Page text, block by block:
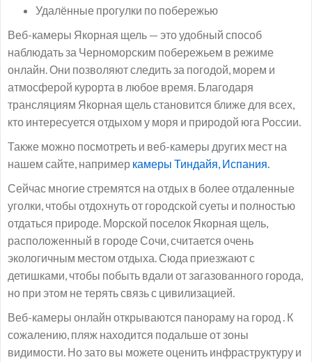
Удалённые прогулки по побережью
Веб-камеры Якорная щель — это удобный способ
наблюдать за Черноморским побережьем в режиме
онлайн. Они позволяют следить за погодой, морем и
атмосферой курорта в любое время. Благодаря
трансляциям Якорная щель становится ближе для всех,
кто интересуется отдыхом у моря и природой юга России.
Также можно посмотреть и веб-камеры других мест на
нашем сайте, например камеры Тиндайя, Испания.
Сейчас многие стремятся на отдых в более отдаленные
уголки, чтобы отдохнуть от городской суеты и полностью
отдаться природе. Морской поселок Якорная щель,
расположенный в городе Сочи, считается очень
экологичным местом отдыха. Сюда приезжают с
детишками, чтобы побыть вдали от загазованного города,
но при этом не терять связь с цивилизацией.
Веб-камеры онлайн открываются панораму на город . К
сожалению, пляж находится подальше от зоны
видимости. Но зато вы можете оценить инфраструктуру и